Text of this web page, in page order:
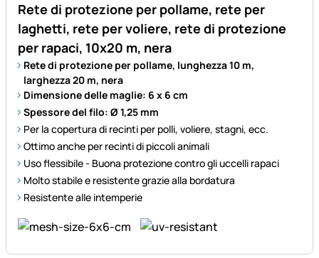
Rete di protezione per pollame, rete per
laghetti, rete per voliere, rete di protezione
per rapaci, 10x20 m, nera
Rete di protezione per pollame, lunghezza 10 m,
larghezza 20 m, nera
Dimensione delle maglie: 6 x 6 cm
Spessore del filo: Ø 1,25 mm
Per la copertura di recinti per polli, voliere, stagni, ecc.
Ottimo anche per recinti di piccoli animali
Uso flessibile - Buona protezione contro gli uccelli rapaci
Molto stabile e resistente grazie alla bordatura
Resistente alle intemperie